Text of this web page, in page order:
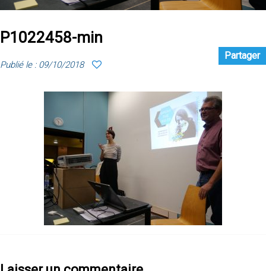
P1022458-min
Publié le : 09/10/2018
Partager